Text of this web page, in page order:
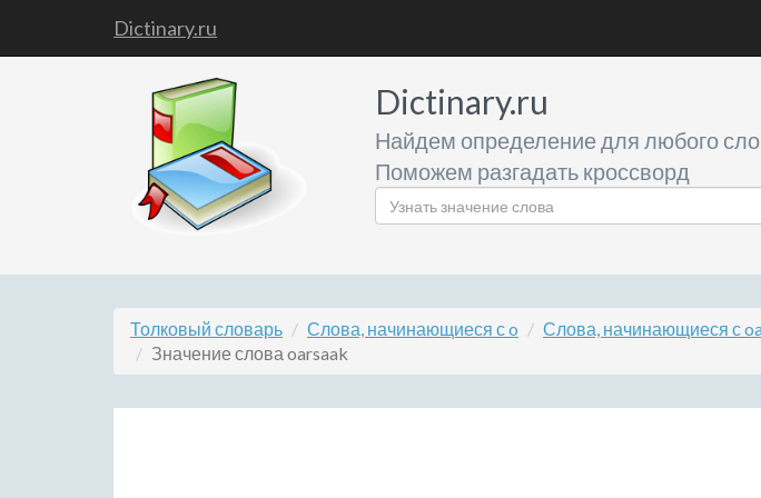
Dictinary.ru
Dictinary.ru
Найдем определение для любого
Поможем разгадать кроссворд
Толковый словарь Слова, начинающиеся с o Слова, начинающиеся с
Значение слова oarsaak